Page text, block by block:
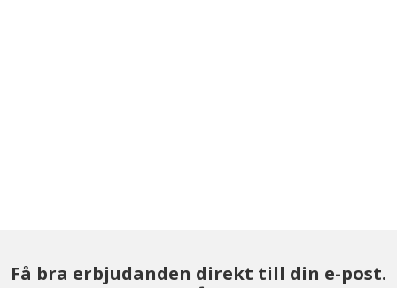
Få bra erbjudanden direkt till din e-post.